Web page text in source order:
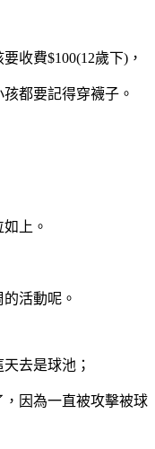
收費$100(12歲下)，
都要記得穿襪子。
上。
活動呢。
去是球池；
因為一直被攻擊被球